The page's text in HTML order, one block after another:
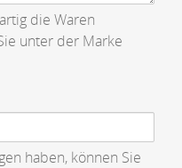
die Waren
unter der Marke
haben, können Sie